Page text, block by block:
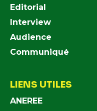
Editorial
Interview
Audience
Communiqué
LIENS UTILES
ANEREE